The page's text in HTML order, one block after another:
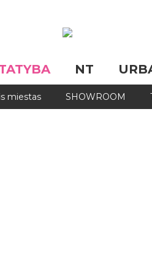
NT
miestas SHOWROOM